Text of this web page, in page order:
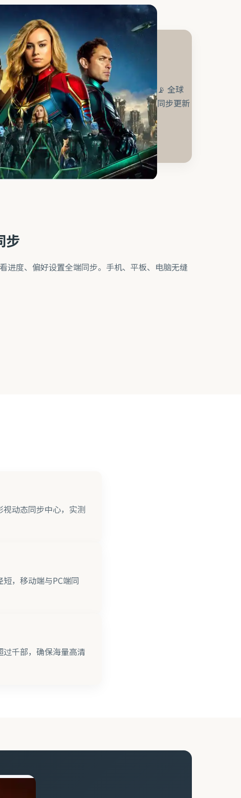
📡 全球
同步更新
步
进度、偏好设置全端同步。手机、平板、电脑无缝
动态同步中心，实测
，移动端与PC端同
千部，确保海量高清